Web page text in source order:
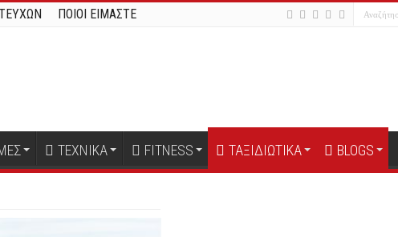
ΠΟΙΟΙ ΕΙΜΑΣΤΕ
ΤΕΧΝΙΚΑ FITNESS ΤΑΞΙΔΙΩΤΙΚΑ BLOGS